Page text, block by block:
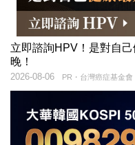
立即諮詢HPV！是對自
晚！
PR・台灣癌症基金會
2026-08-06